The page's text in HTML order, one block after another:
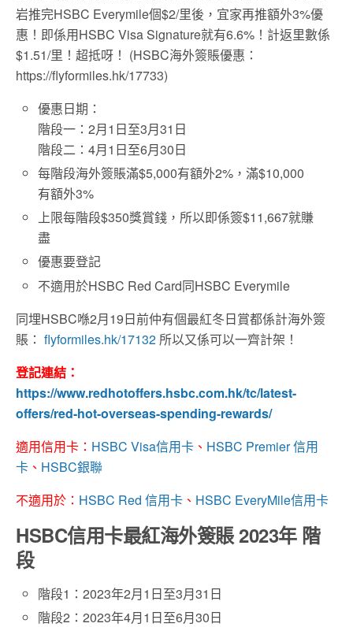
岩推完HSBC Everymile個$2/里後，宜家再推額外3%優
惠！即係用HSBC Visa Signature就有6.6%！計返里數係
$1.51/里！超抵呀！ (HSBC海外簽賬優惠：
https://flyformiles.hk/17733)
優惠日期：
階段一：2月1日至3月31日
階段二：4月1日至6月30日
每階段海外簽賬滿$5,000有額外2%，滿$10,000
有額外3%
上限每階段$350獎賞錢，所以即係簽$11,667就賺
盡
優惠要登記
不適用於HSBC Red Card同HSBC Everymile
同埋HSBC喺2月19日前仲有個最紅冬日賞都係計海外簽
賬： flyformiles.hk/17132 所以又係可以一齊計架！
登記連結：
https://www.redhotoffers.hsbc.com.hk/tc/latest-
offers/red-hot-overseas-spending-rewards/
適用信用卡： HSBC Visa信用卡 、 HSBC Premier 信用
卡 、 HSBC銀聯
不適用於： HSBC Red 信用卡 、 HSBC EveryMile信用卡
HSBC信用卡最紅海外簽賬 2023年 階
段
階段1：2023年2月1日至3月31日
階段2：2023年4月1日至6月30日